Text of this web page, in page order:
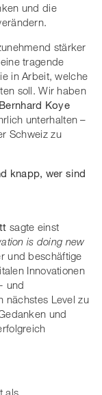
und die
stärker
tragende
in Arbeit, welche
soll. Wir haben
Koye
unterhalten –
Schweiz zu
knapp, wer sind
sagte einst
is doing new
und beschäftige
Innovationen
und
nächstes Level zu
und
als